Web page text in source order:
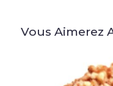
Vous Aimerez